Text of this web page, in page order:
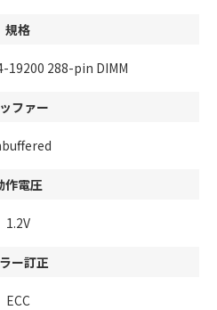
規格
19200 288-pin DIMM
ファー
作電圧
1.2V
ー訂正
ECC